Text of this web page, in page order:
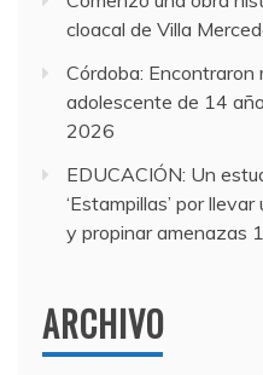
cloacal de Villa
Córdoba:
adolescente de 14
2026
EDUCACIÓN: Un
‘Estampillas’ por
y propinar amenazas
ARCHIVO